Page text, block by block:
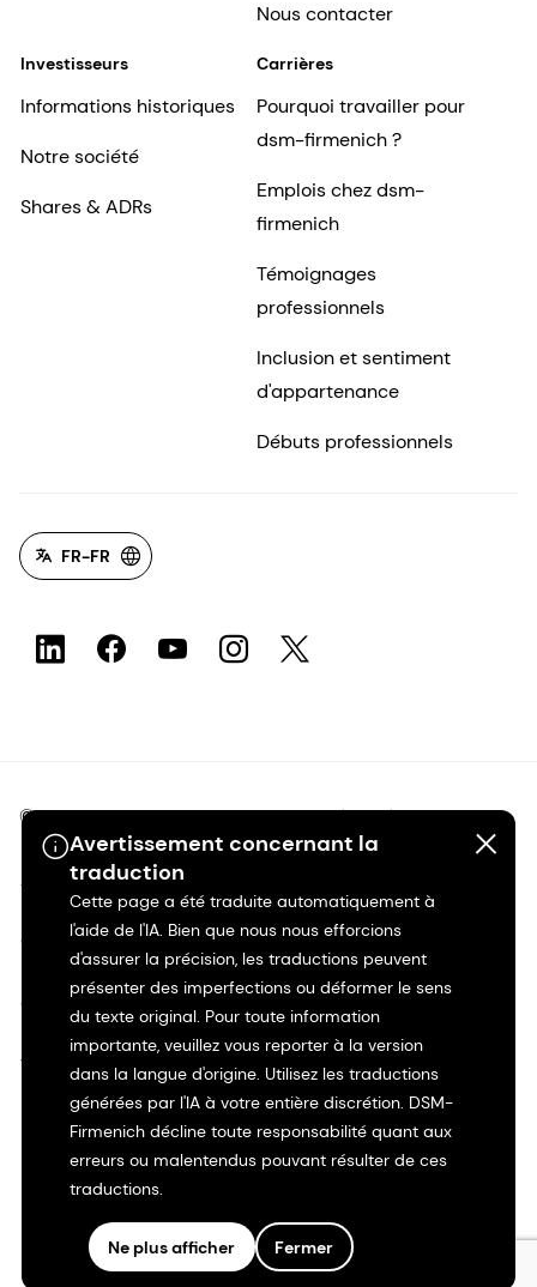
Avertissement concernant la
traduction
Cette page a été traduite automatiquement à
l'aide de l'IA. Bien que nous nous efforcions
d'assurer la précision, les traductions peuvent
présenter des imperfections ou déformer le sens
du texte original. Pour toute information
importante, veuillez vous reporter à la version
dans la langue d'origine. Utilisez les traductions
générées par l'IA à votre entière discrétion. DSM-
Firmenich décline toute responsabilité quant aux
erreurs ou malentendus pouvant résulter de ces
traductions.
Ne plus afficher Fermer
Nous contacter
Investisseurs
Informations historiques
Notre société
Shares & ADRs
Carrières
Pourquoi travailler pour
dsm-firmenich ?
Emplois chez dsm-
firmenich
Témoignages
professionnels
Inclusion et sentiment
d'appartenance
Débuts professionnels
FR-FR
©2026 dsm-firmenich. Tous droits réservés.
Avis de confidentialité
Conditions d'utilisation
Conditions d'utilisation
Transparence en Californie
Déclaration d'accessibilité
Informations juridiques
Plan du site